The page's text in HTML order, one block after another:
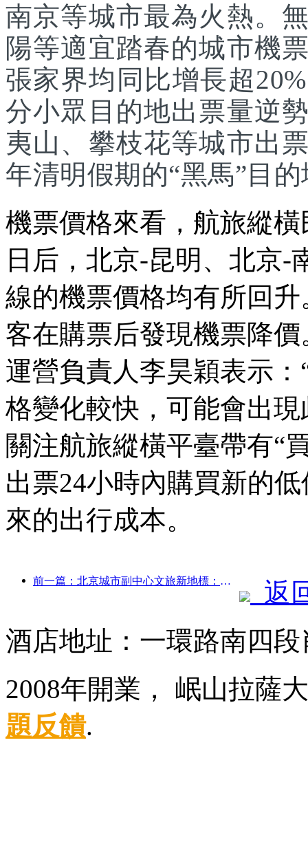
南京等城市最為火熱。
陽等適宜踏春的城市機
張家界均同比增長超
分小眾目的地出票量逆
夷山、攀枝花等城市出
年清明假期的“黑馬”目
機票價格來看，航旅縱
日后，北京-昆明、北京-
線的機票價格均有所回
客在購票后發現機票降
運營負責人李昊穎表示
格變化較快，可能會出
關注航旅縱橫平臺帶有“
出票24小時內購買新的
來的出行成本。
前一篇：北京城市副中心文旅新地標：頂點公園將于今年正式亮相
返
酒店地址：一環路南四
2008年開業， 岷山拉
題反饋.